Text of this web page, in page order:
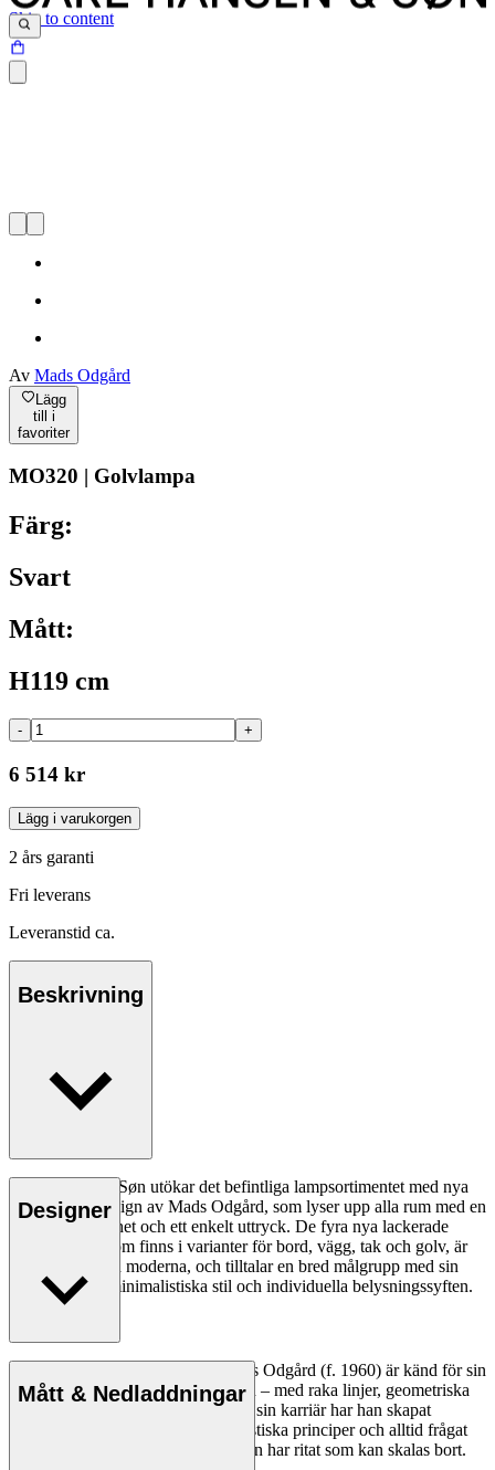
Skip to content
Av Mads Odgård
Lägg
till i
favoriter
MO320 | Golvlampa
Färg:
Svart
Mått:
H119 cm
- +
6 514 kr
Lägg i varukorgen
2 års garanti
Fri leverans
Leveranstid ca.
Beskrivning
Carl Hansen & Søn utökar det befintliga lampsortimentet med nya
MO Series i design av Mads Odgård, som lyser upp alla rum med en
känsla av trygghet och ett enkelt uttryck. De fyra nya lackerade
stållamporna, som finns i varianter för bord, vägg, tak och golv, är
både tidlösa och moderna, och tilltalar en bred målgrupp med sin
gemensamma minimalistiska stil och individuella belysningssyften.
Designer
Den danske industridesignern Mads Odgård (f. 1960) är känd för sin
minimalistiska inställning till design – med raka linjer, geometriska
former och rationalism. Under hela sin karriär har han skapat
industridesign baserad på minimalistiska principer och alltid frågat
sig själv om det finns något i det han har ritat som kan skalas bort.
Mått & Nedladdningar